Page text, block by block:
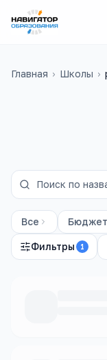
Главная › Школы ›
Все
Фильтры 1